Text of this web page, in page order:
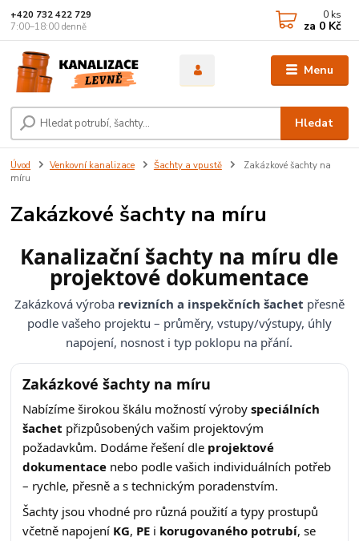
Menu
Hledat
+420 732 422 729
7:00–18:00 denně
0 ks
za 0 Kč
Úvod Venkovní kanalizace Šachty a vpustě
Zakázkové šachty na
míru
Zakázkové šachty na míru
Kanalizační šachty na míru dle
projektové dokumentace
Zakázková výroba revizních a inspekčních šachet přesně
podle vašeho projektu – průměry, vstupy/výstupy, úhly
napojení, nosnost i typ poklopu na přání.
Zakázkové šachty na míru
Nabízíme širokou škálu možností výrobyspeciálních
šachet přizpůsobených vašim projektovým
požadavkům. Dodáme řešení dle projektové
dokumentace nebo podle vašich individuálních potřeb
– rychle, přesně a s technickým poradenstvím.
Šachty jsou vhodné pro různá použití a typy prostupů
včetně napojení KG, PE i korugovaného potrubí, se